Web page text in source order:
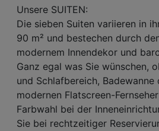
Unsere SUITEN:
Die sieben Suiten variieren in
90 m² und bestechen durch
modernem Innendekor und
Ganz egal was Sie wünschen,
und Schlafbereich, Badewanne
modernen Flatscreen-
Farbwahl bei der
Sie bei rechtzeitiger